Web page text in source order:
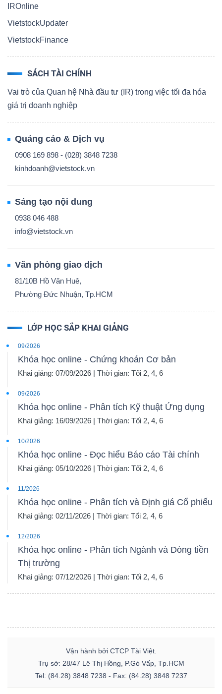
IROnline
VietstockUpdater
VietstockFinance
SÁCH TÀI CHÍNH
Vai trò của Quan hệ Nhà đầu tư (IR) trong việc tối đa hóa
giá trị doanh nghiệp
Quảng cáo & Dịch vụ
0908 169 898 - (028) 3848 7238
kinhdoanh@vietstock.vn
Sáng tạo nội dung
0938 046 488
info@vietstock.vn
Văn phòng giao dịch
81/10B Hồ Văn Huê,
Phường Đức Nhuận, Tp.HCM
LỚP HỌC SẮP KHAI GIẢNG
09/2026
Khóa học online - Chứng khoán Cơ bản
Khai giảng: 07/09/2026 | Thời gian: Tối 2, 4, 6
09/2026
Khóa học online - Phân tích Kỹ thuật Ứng dụng
Khai giảng: 16/09/2026 | Thời gian: Tối 2, 4, 6
10/2026
Khóa học online - Đọc hiểu Báo cáo Tài chính
Khai giảng: 05/10/2026 | Thời gian: Tối 2, 4, 6
11/2026
Khóa học online - Phân tích và Định giá Cổ phiếu
Khai giảng: 02/11/2026 | Thời gian: Tối 2, 4, 6
12/2026
Khóa học online - Phân tích Ngành và Dòng tiền
Thị trường
Khai giảng: 07/12/2026 | Thời gian: Tối 2, 4, 6
Vận hành bởi CTCP Tài Việt.
Trụ sở: 28/47 Lê Thị Hồng, P.Gò Vấp, Tp.HCM
Tel: (84.28) 3848 7238 - Fax: (84.28) 3848 7237